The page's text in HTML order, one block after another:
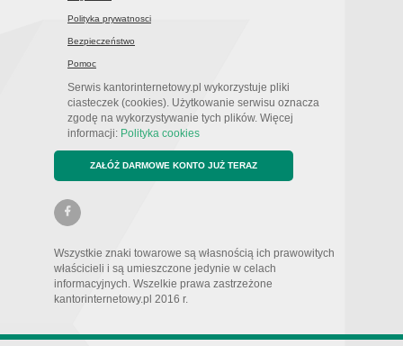
Polityka prywatnosci
Bezpieczeństwo
Pomoc
Serwis kantorinternetowy.pl wykorzystuje pliki
ciasteczek (cookies). Użytkowanie serwisu oznacza
zgodę na wykorzystywanie tych plików. Więcej
informacji: Polityka cookies
ZAŁÓŻ DARMOWE KONTO JUŻ TERAZ
Wszystkie znaki towarowe są własnością ich prawowitych
właścicieli i są umieszczone jedynie w celach
informacyjnych. Wszelkie prawa zastrzeżone
kantorinternetowy.pl 2016 r.